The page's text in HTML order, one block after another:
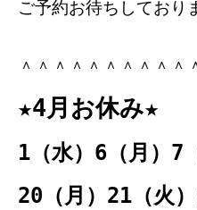
ご予約お待ちしており
＾＾＾＾＾＾＾＾＾
★4月お休み★
1（水）6（月）7
20（月）21（火